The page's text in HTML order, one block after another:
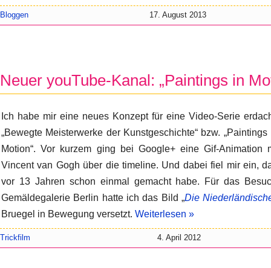
Bloggen 17. August 2013
Neuer youTube-Kanal: „Paintings in
Ich habe mir eine neues Konzept für eine Video-Serie
„Bewegte Meisterwerke der Kunstgeschichte“ bzw. „Paintings
Motion“. Vor kurzem ging bei Google+ eine Gif-Animation
Vincent van Gogh über die timeline. Und dabei fiel mir ein,
vor 13 Jahren schon einmal gemacht habe. Für das
Gemäldegalerie Berlin hatte ich das Bild „Die
Bruegel in Bewegung versetzt. Weiterlesen »
Trickfilm 4. April 2012